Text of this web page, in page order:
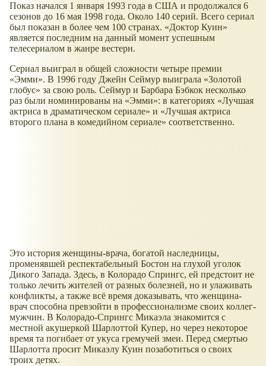
Показ начался 1 января 1993 года в США и продолжался 6
сезонов до 16 мая 1998 года. Около 140 серий. Всего сериал
был показан в более чем 100 странах. «Доктор Куин»
является последним на данный момент успешным
телесериалом в жанре вестерн.
Сериал выиграл в общей сложности четыре премии
«Эмми». В 1996 году Джейн Сеймур выиграла «Золотой
глобус» за свою роль. Сеймур и Барбара Бэбкок несколько
раз были номинированы на «Эмми»: в категориях «Лучшая
актриса в драматическом сериале» и «Лучшая актриса
второго плана в комедийном сериале» соответственно.
Это история женщины-врача, богатой наследницы,
променявшей респектабельный Бостон на глухой уголок
Дикого Запада. Здесь, в Колорадо Спрингс, ей предстоит не
только лечить жителей от разных болезней, но и улаживать
конфликты, а также всё время доказывать, что женщина-
врач способна превзойти в профессионализме своих коллег-
мужчин. В Колорадо-Спрингс Микаэла знакомится с
местной акушеркой Шарлоттой Купер, но через некоторое
время та погибает от укуса гремучей змеи. Перед смертью
Шарлотта просит Микаэлу Куин позаботиться о своих
троих детях.